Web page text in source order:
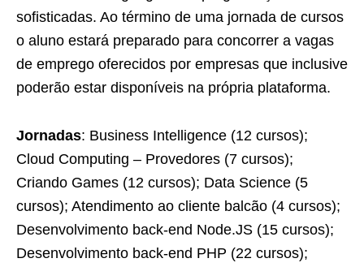
sofisticadas. Ao término de uma jornada de cursos
o aluno estará preparado para concorrer a vagas
de emprego oferecidos por empresas que inclusive
poderão estar disponíveis na própria plataforma.
Jornadas: Business Intelligence (12 cursos);
Cloud Computing – Provedores (7 cursos);
Criando Games (12 cursos); Data Science (5
cursos); Atendimento ao cliente balcão (4 cursos);
Desenvolvimento back-end Node.JS (15 cursos);
Desenvolvimento back-end PHP (22 cursos);